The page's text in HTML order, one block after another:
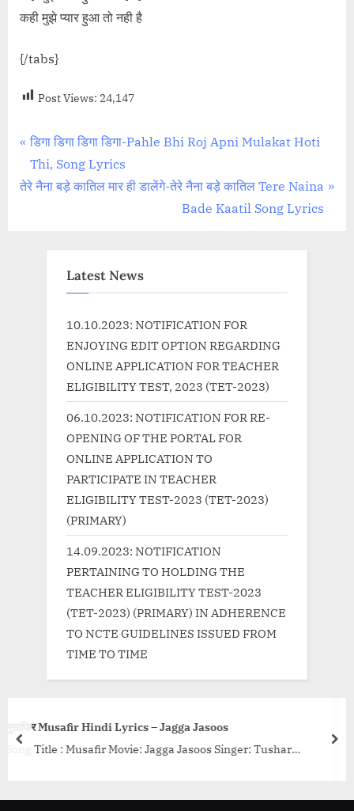
कही मुझे प्यार हुआ तो नही है
{/tabs}
Post Views: 24,147
Post
navigation
P
r
e
डिगा डिगा डिगा डिगा-Pahle Bhi Roj Apni Mulakat Hoti
Thi, Song Lyrics
N
तेरे नैना बड़े कातिल मार ही डालेंगे-तेरे नैना बड़े कातिल Tere Naina
Bade Kaatil Song Lyrics
Latest News
10.10.2023: NOTIFICATION FOR
ENJOYING EDIT OPTION REGARDING
ONLINE APPLICATION FOR TEACHER
ELIGIBILITY TEST, 2023 (TET-2023)
06.10.2023: NOTIFICATION FOR RE-
OPENING OF THE PORTAL FOR
ONLINE APPLICATION TO
PARTICIPATE IN TEACHER
ELIGIBILITY TEST-2023 (TET-2023)
(PRIMARY)
14.09.2023: NOTIFICATION
PERTAINING TO HOLDING THE
TEACHER ELIGIBILITY TEST-2023
(TET-2023) (PRIMARY) IN ADHERENCE
TO NCTE GUIDELINES ISSUED FROM
TIME TO TIME
Singer: Tushar
Song Lyrics
Song Details Movie/Album: ASHA –
Lyricist: Fayyaz Hashmi Year/
prev